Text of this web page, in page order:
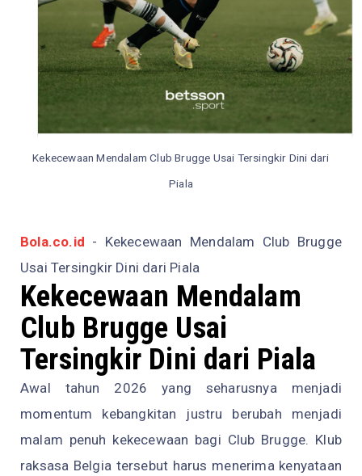
Kekecewaan Mendalam Club Brugge Usai Tersingkir Dini dari
Piala
Bola.co.id - Kekecewaan Mendalam Club Brugge
Usai Tersingkir Dini dari Piala
Kekecewaan Mendalam
Club Brugge Usai
Tersingkir Dini dari Piala
Awal tahun 2026 yang seharusnya menjadi
momentum kebangkitan justru berubah menjadi
malam penuh kekecewaan bagi Club Brugge. Klub
raksasa Belgia tersebut harus menerima kenyataan